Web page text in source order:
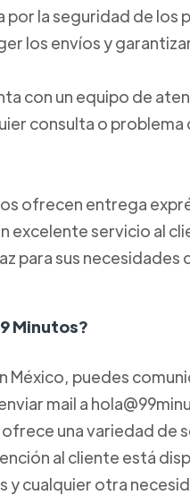
por la seguridad de los
los envíos y
con un equipo de
consulta o problema
ofrecen entrega
excelente servicio al
para sus necesidades
Minutos?
México, puedes
mail a
una variedad de
al cliente está
y cualquier otra